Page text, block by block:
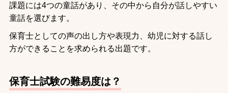
課題には4つの童話があり、その中から自分が話しやすい
童話を選びます。
保育士としての声の出し方や表現力、幼児に対する話し
方ができることを求められる出題です。
保育士試験の難易度は？